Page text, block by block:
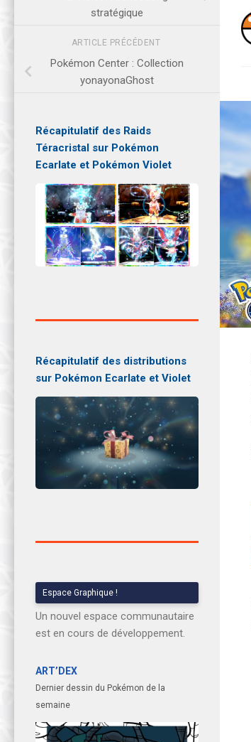
stratégique
ARTICLE PRÉCÉDENT
Pokémon Center : Collection
yonayonaGhost
Récapitulatif des Raids
Téracristal sur Pokémon
Ecarlate et Pokémon Violet
Récapitulatif des distributions
sur Pokémon Ecarlate et Violet
Espace Graphique !
Un nouvel espace communautaire
est en cours de développement.
ART’DEX
Dernier dessin du Pokémon de la
semaine